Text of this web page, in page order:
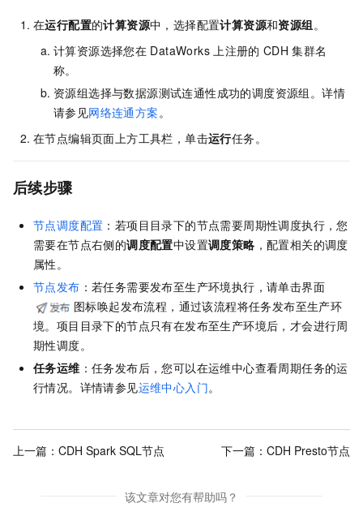
在运行配置的计算资源中，选择配置计算资源和资源组 。
计算资源选择您在 DataWorks 上注册的 CDH 集群名
称。
资源组选择与数据源测试连通性成功的调度资源组。详情
请参见网络连通方案 。
在节点编辑页面上方工具栏，单击运行任务。
后续步骤
节点调度配置 ：若项目目录下的节点需要周期性调度执行，您
需要在节点右侧的调度配置中设置调度策略 ，配置相关的调度
属性。
节点发布 ：若任务需要发布至生产环境执行，请单击界面
图标唤起发布流程，通过该流程将任务发布至生产环
境。项目目录下的节点只有在发布至生产环境后，才会进行周
期性调度。
任务运维 ：任务发布后，您可以在运维中心查看周期任务的运
行情况。详情请参见运维中心入门。
上一篇： CDH Spark SQL节点 下一篇： CDH Presto节点
该文章对您有帮助吗？